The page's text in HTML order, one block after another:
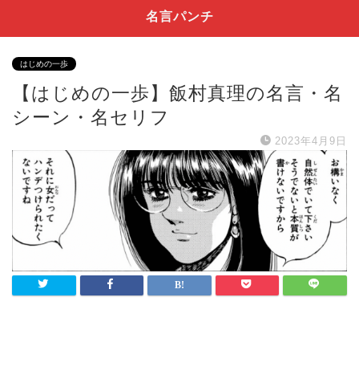
名言パンチ
はじめの一歩
【はじめの一歩】飯村真理の名言・名
シーン・名セリフ
2023年4月9日